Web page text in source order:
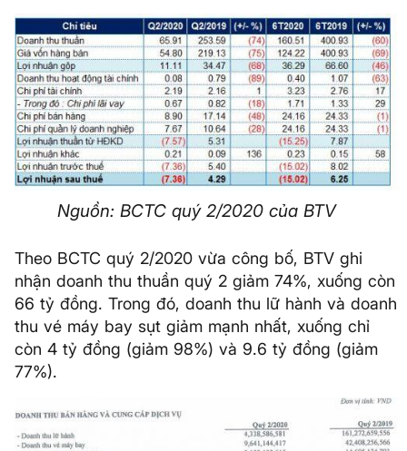
Nguồn: BCTC quý 2/2020 của BTV
Theo BCTC quý 2/2020 vừa công bố, BTV ghi
nhận doanh thu thuần quý 2 giảm 74%, xuống còn
66 tỷ đồng. Trong đó, doanh thu lữ hành và doanh
thu vé máy bay sụt giảm mạnh nhất, xuống chỉ
còn 4 tỷ đồng (giảm 98%) và 9.6 tỷ đồng (giảm
77%).